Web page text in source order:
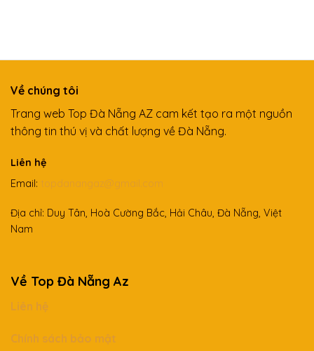
Về chúng tôi
Trang web Top Đà Nẵng AZ cam kết tạo ra một nguồn
thông tin thú vị và chất lượng về Đà Nẵng.
Liên hệ
Email: topdanangaz@gmail.com
Địa chỉ: Duy Tân, Hoà Cường Bắc, Hải Châu, Đà Nẵng, Việt
Nam
Về Top Đà Nẵng Az
Liên hệ
Chính sách bảo mật